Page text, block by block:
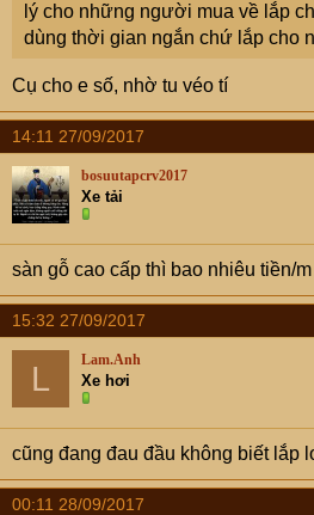
lý cho những người mua về lắp
dùng thời gian ngắn chứ lắp cho
Cụ cho e số, nhờ tu véo tí
14:11 27/09/2017
bosuutapcrv2017
Xe tải
sàn gỗ cao cấp thì bao nhiêu tiền/
15:32 27/09/2017
L Lam.Anh
Xe hơi
cũng đang đau đầu không biết lắp
00:11 28/09/2017